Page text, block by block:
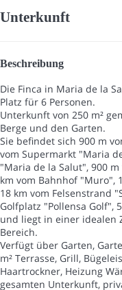
Unterkunft
Beschreibung
Die Finca in Maria de la
Platz für 6 Personen.
Unterkunft von 250 m²
Berge und den Garten.
Sie befindet sich 900 m
vom Supermarkt "Maria
"Maria de la Salut", 900
km vom Bahnhof "Muro",
18 km vom Felsenstrand
Golfplatz "Pollensa Golf",
und liegt in einer idealen
Bereich.
Verfügt über Garten,
m² Terrasse, Grill,
Haartrockner, Heizung
gesamten Unterkunft,